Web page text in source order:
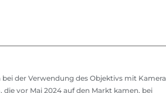
bei der Verwendung des Objektivs mit
die vor Mai 2024 auf den Markt kamen, bei